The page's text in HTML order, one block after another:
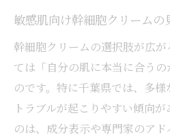
敏感肌向け幹細胞クリームの
幹細胞クリームの選択肢が広
ては「自分の肌に本当に合う
のです。特に千葉県では、多
トラブルが起こりやすい傾向
のは、成分表示や専門家のア